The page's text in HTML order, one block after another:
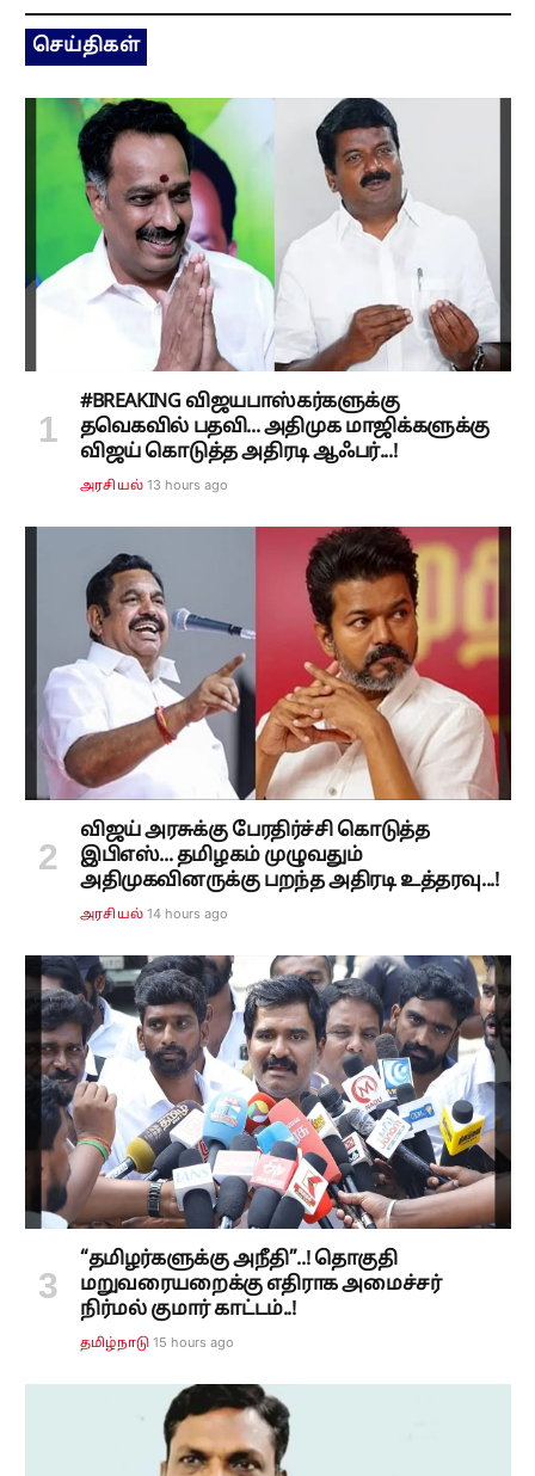
செய்திகள்
#BREAKING விஜயபாஸ்கர்களுக்கு
தவெகவில் பதவி... அதிமுக மாஜிக்களுக்கு
விஜய் கொடுத்த அதிரடி ஆஃபர்...!
அரசியல் 13 hours ago
விஜய் அரசுக்கு பேரதிர்ச்சி கொடுத்த
இபிஎஸ்... தமிழகம் முழுவதும்
அதிமுகவினருக்கு பறந்த அதிரடி உத்தரவு...!
அரசியல் 14 hours ago
“தமிழர்களுக்கு அநீதி”..! தொகுதி
மறுவரையறைக்கு எதிராக அமைச்சர்
நிர்மல் குமார் காட்டம்..!
தமிழ்நாடு 15 hours ago